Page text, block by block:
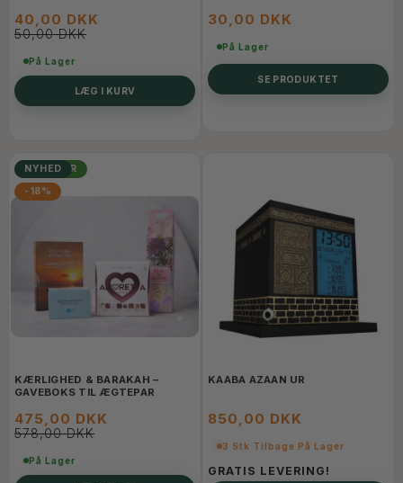
40,00 DKK
50,00 DKK
På Lager
LÆG I KURV
30,00 DKK
På Lager
SE PRODUKTET
POPULÆR
-18%
NYHED
KÆRLIGHED & BARAKAH –
GAVEBOKS TIL ÆGTEPAR
475,00 DKK
578,00 DKK
På Lager
KAABA AZAAN UR
850,00 DKK
3 Stk Tilbage På Lager
GRATIS LEVERING!